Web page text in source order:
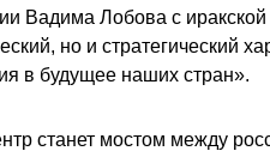
Вадима Лобова с
но и стратегический
в будущее наших стран».
станет мостом между